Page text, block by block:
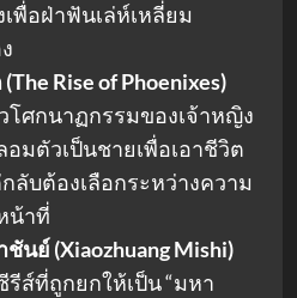
พื่อฝ่าฟันเล่ห์เหลี่ยม
Rise of Phoenixes)
โศกนาฏกรรมของเจ้าหญิง
อมตัวเป็นชายเพื่อเอาชีวิต
ลับต้องเลือกระหว่างความ
น้าที่
นย์ (Xiaozhuang Mishi)
รีส์ที่ถูกยกให้เป็น “มหา